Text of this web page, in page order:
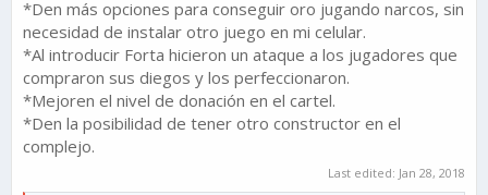
*Den más opciones para conseguir oro jugando narcos, sin
necesidad de instalar otro juego en mi celular.
*Al introducir Forta hicieron un ataque a los jugadores que
compraron sus diegos y los perfeccionaron.
*Mejoren el nivel de donación en el cartel.
*Den la posibilidad de tener otro constructor en el
complejo.
Last edited: Jan 28, 2018